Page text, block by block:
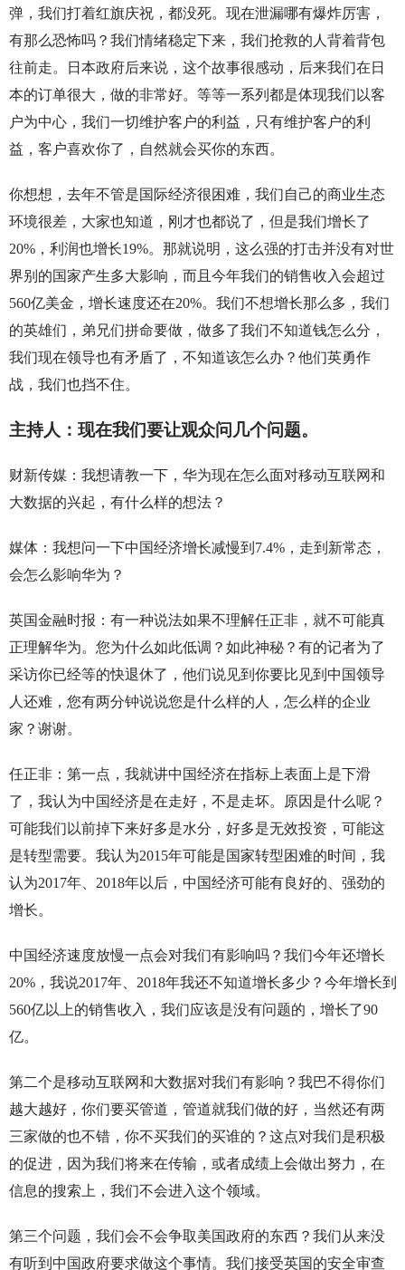
弹，我们打着红旗庆祝，都没死。现在泄漏哪有爆炸厉害，
有那么恐怖吗？我们情绪稳定下来，我们抢救的人背着背包
往前走。日本政府后来说，这个故事很感动，后来我们在日
本的订单很大，做的非常好。等等一系列都是体现我们以客
户为中心，我们一切维护客户的利益，只有维护客户的利
益，客户喜欢你了，自然就会买你的东西。
你想想，去年不管是国际经济很困难，我们自己的商业生态
环境很差，大家也知道，刚才也都说了，但是我们增长了
20%，利润也增长19%。那就说明，这么强的打击并没有对世
界别的国家产生多大影响，而且今年我们的销售收入会超过
560亿美金，增长速度还在20%。我们不想增长那么多，我们
的英雄们，弟兄们拼命要做，做多了我们不知道钱怎么分，
我们现在领导也有矛盾了，不知道该怎么办？他们英勇作
战，我们也挡不住。
主持人：现在我们要让观众问几个问题。
财新传媒：我想请教一下，华为现在怎么面对移动互联网和
大数据的兴起，有什么样的想法？
媒体：我想问一下中国经济增长减慢到7.4%，走到新常态，
会怎么影响华为？
英国金融时报：有一种说法如果不理解任正非，就不可能真
正理解华为。您为什么如此低调？如此神秘？有的记者为了
采访你已经等的快退休了，他们说见到你要比见到中国领导
人还难，您有两分钟说说您是什么样的人，怎么样的企业
家？谢谢。
任正非：第一点，我就讲中国经济在指标上表面上是下滑
了，我认为中国经济是在走好，不是走坏。原因是什么呢？
可能我们以前掉下来好多是水分，好多是无效投资，可能这
是转型需要。我认为2015年可能是国家转型困难的时间，我
认为2017年、2018年以后，中国经济可能有良好的、强劲的
增长。
中国经济速度放慢一点会对我们有影响吗？我们今年还增长
20%，我说2017年、2018年我还不知道增长多少？今年增长到
560亿以上的销售收入，我们应该是没有问题的，增长了90
亿。
第二个是移动互联网和大数据对我们有影响？我巴不得你们
越大越好，你们要买管道，管道就我们做的好，当然还有两
三家做的也不错，你不买我们的买谁的？这点对我们是积极
的促进，因为我们将来在传输，或者成绩上会做出努力，在
信息的搜索上，我们不会进入这个领域。
第三个问题，我们会不会争取美国政府的东西？我们从来没
有听到中国政府要求做这个事情。我们接受英国的安全审查